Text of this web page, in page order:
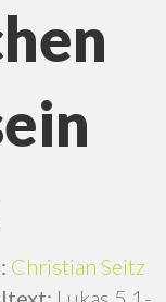
Christian Seitz